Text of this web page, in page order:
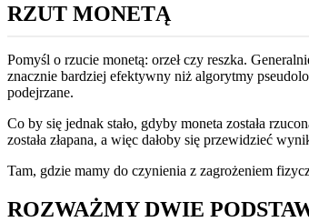
RZUT MONETĄ
Pomyśl o rzucie monetą: orzeł czy reszka.
znacznie bardziej efektywny niż algorytmy
podejrzane.
Co by się jednak stało, gdyby moneta została
została złapana, a więc dałoby się przewidzieć
Tam, gdzie mamy do czynienia z zagrożeniem
ROZWAŻMY DWIE